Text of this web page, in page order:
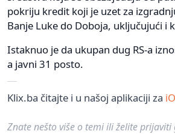
pokriju kredit koji je uzet za
Banje Luke do Doboja, uključujući i
Istaknuo je da ukupan dug RS-a
a javni 31 posto.
Klix.ba čitajte i u našoj aplikaciji za
Znate nešto više o temi ili želite prijaviti